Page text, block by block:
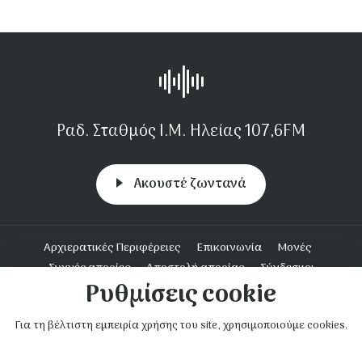
Ραδ. Σταθμός Ι.Μ. Ηλείας 107,6FM
Aκουστέ ζωντανά
Υποσέλιδο
Αρχιερατικές Περιφέρειες Επικοινωνία
Μονές
Συχνές απορίες
Αποστολή απορίας
Σύνδεσμοι
Ενοριακή Δράση
Ρυθμίσεις cookie
Για τη βέλτιστη εμπειρία χρήσης του site, χρησιμοποιούμε cookies.